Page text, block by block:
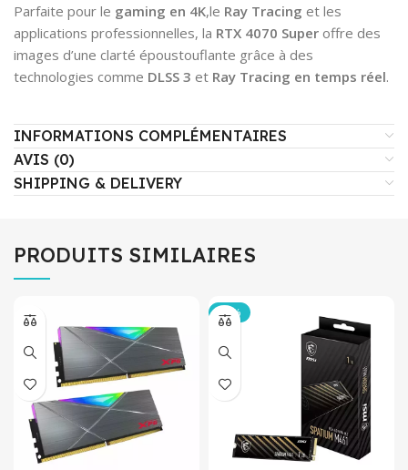
Parfaite pour le gaming en 4K,le Ray Tracing et les
applications professionnelles, la RTX 4070 Super offre des
images d’une clarté époustouflante grâce à des
technologies comme DLSS 3 et Ray Tracing en temps réel.
INFORMATIONS COMPLÉMENTAIRES
AVIS (0)
SHIPPING & DELIVERY
PRODUITS SIMILAIRES
-14%